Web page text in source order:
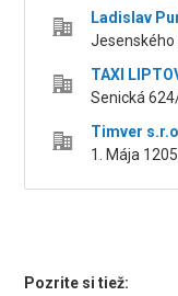
Ladislav
Jesenského
TAXI
Senická
Timver
1. Mája
Pozrite si tiež: